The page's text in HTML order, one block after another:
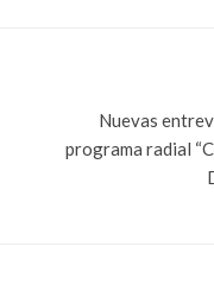
Nuevas
programa radial